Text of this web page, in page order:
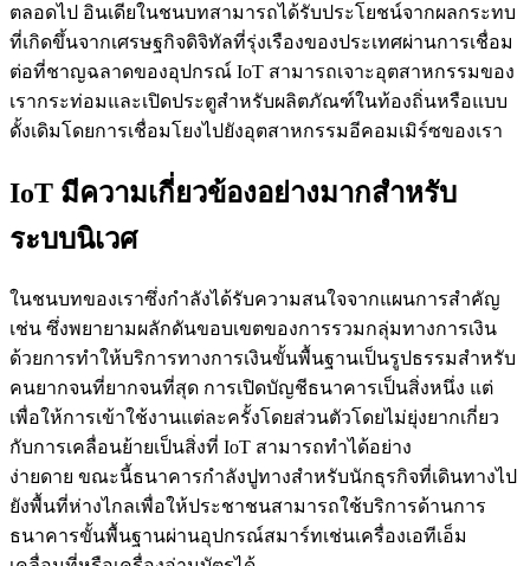
ตลอดไป อินเดียในชนบทสามารถได้รับประโยชน์จากผลกระทบ
ที่เกิดขึ้นจากเศรษฐกิจดิจิทัลที่รุ่งเรืองของประเทศผ่านการเชื่อม
ต่อที่ชาญฉลาดของอุปกรณ์ IoT สามารถเจาะอุตสาหกรรมของ
เรากระท่อมและเปิดประตูสำหรับผลิตภัณฑ์ในท้องถิ่นหรือแบบ
ดั้งเดิมโดยการเชื่อมโยงไปยังอุตสาหกรรมอีคอมเมิร์ซของเรา
IoT มีความเกี่ยวข้องอย่างมากสำหรับ
ระบบนิเวศ
ในชนบทของเราซึ่งกำลังได้รับความสนใจจากแผนการสำคัญ
เช่น ซึ่งพยายามผลักดันขอบเขตของการรวมกลุ่มทางการเงิน
ด้วยการทำให้บริการทางการเงินขั้นพื้นฐานเป็นรูปธรรมสำหรับ
คนยากจนที่ยากจนที่สุด การเปิดบัญชีธนาคารเป็นสิ่งหนึ่ง แต่
เพื่อให้การเข้าใช้งานแต่ละครั้งโดยส่วนตัวโดยไม่ยุ่งยากเกี่ยว
กับการเคลื่อนย้ายเป็นสิ่งที่ IoT สามารถทำได้อย่าง
ง่ายดาย ขณะนี้ธนาคารกำลังปูทางสำหรับนักธุรกิจที่เดินทางไป
ยังพื้นที่ห่างไกลเพื่อให้ประชาชนสามารถใช้บริการด้านการ
ธนาคารขั้นพื้นฐานผ่านอุปกรณ์สมาร์ทเช่นเครื่องเอทีเอ็ม